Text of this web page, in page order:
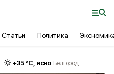
Статьи Политика
+35°С, ясно Белгород